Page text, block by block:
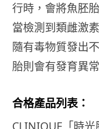
行時，會將魚胚
當檢測到類雌激
隨有毒物質發出
胎則會有發育異
合格產品列表：
CLINIQUE「時光